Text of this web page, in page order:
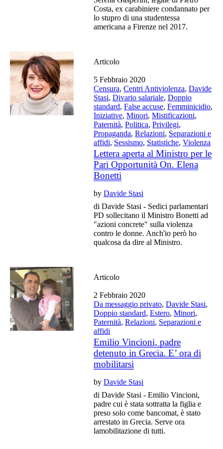
Costa, ex carabiniere condannato per
lo stupro di una studentessa
americana a Firenze nel 2017.
Articolo
5 Febbraio 2020
Censura,Centri Antiviolenza,Davide
Stasi,Divario salariale,Doppio
standard,False accuse,Femminicidio,
Iniziative,Minori,Mistificazioni,
Paternità,Politica,Privilegi,
Propaganda,Relazioni, Separazioni e
affidi, Sessismo, Statistiche,Violenza
Lettera aperta al Ministro per le
Pari Opportunità On. Elena
Bonetti
byDavide Stasi
di Davide Stasi - Sedici parlamentari
PD sollecitano il Ministro Bonetti ad
"azioni concrete" sulla violenza
contro le donne. Anch'io però ho
qualcosa da dire al Ministro.
Articolo
2 Febbraio 2020
Da messaggio privato,Davide Stasi,
Doppio standard,Estero,Minori,
Paternità,Relazioni, Separazioni e
affidi
Emilio Vincioni, padre
detenuto in Grecia. E’ ora di
mobilitarsi
byDavide Stasi
di Davide Stasi - Emilio Vincioni,
padre cui è stata sottratta la figlia e
preso solo come bancomat, è stato
arrestato in Grecia. Serve ora
lamobilitazione di tutti.